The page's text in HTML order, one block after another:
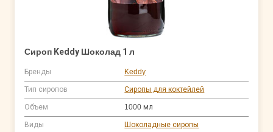
Сироп Keddy Шоколад 1 л
Бренды Keddy
Тип сиропов Сиропы для коктейлей
Объем 1000 мл
Виды Шоколадные сиропы